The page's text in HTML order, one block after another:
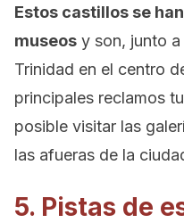
Estos castillos se
museos y son, junto
Trinidad en el centro
principales reclamos
posible visitar las
las afueras de la
5. Pistas de